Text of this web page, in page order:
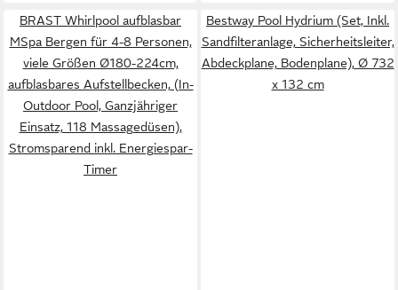
BRAST Whirlpool aufblasbar
MSpa Bergen für 4-8 Personen,
viele Größen Ø180-224cm,
aufblasbares Aufstellbecken, (In-
Outdoor Pool, Ganzjähriger
Einsatz, 118 Massagedüsen),
Stromsparend inkl. Energiespar-
Timer
Bestway Pool Hydrium (Set, Inkl.
Sandfilteranlage, Sicherheitsleiter,
Abdeckplane, Bodenplane), Ø 732
x 132 cm